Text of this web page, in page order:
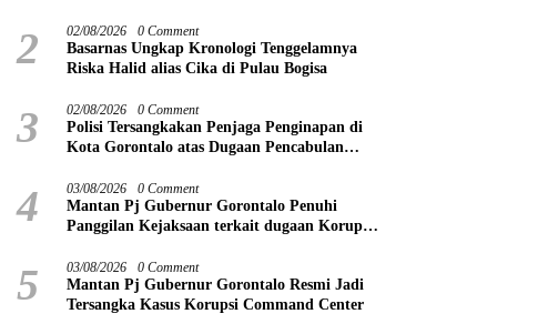
2 02/08/2026 0 Comment
Basarnas Ungkap Kronologi Tenggelamnya
Riska Halid alias Cika di Pulau Bogisa
3 02/08/2026 0 Comment
Polisi Tersangkakan Penjaga Penginapan di
Kota Gorontalo atas Dugaan Pencabulan
4 03/08/2026 0 Comment
Mantan Pj Gubernur Gorontalo Penuhi
Panggilan Kejaksaan terkait dugaan Korupsi
5 03/08/2026 0 Comment
Mantan Pj Gubernur Gorontalo Resmi Jadi
Tersangka Kasus Korupsi Command Center